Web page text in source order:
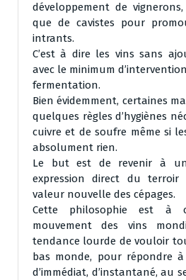
développement de
que de cavistes pour
intrants.
C’est à dire les vins sans
avec le minimum
fermentation.
Bien évidemment, certaines
quelques règles d’hygiènes
cuivre et de soufre même si
absolument rien.
Le but est de revenir à
expression direct du terroir
valeur nouvelle des cépages.
Cette philosophie est à
mouvement des vins
tendance lourde de vouloir
bas monde, pour répondre
d’immédiat, d’instantané, au